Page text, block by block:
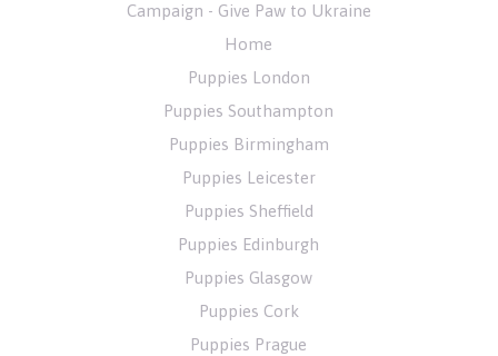
Campaign - Give Paw to Ukraine
Home
Puppies London
Puppies Southampton
Puppies Birmingham
Puppies Leicester
Puppies Sheffield
Puppies Edinburgh
Puppies Glasgow
Puppies Cork
Puppies Prague